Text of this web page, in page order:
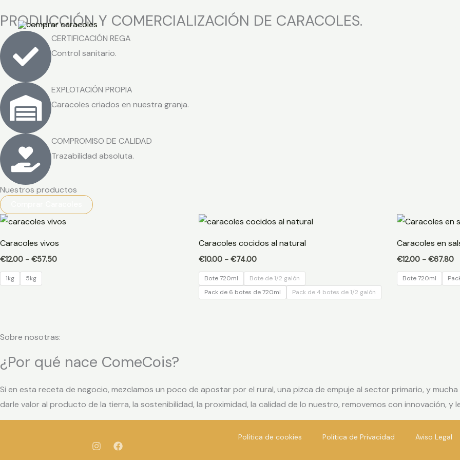
al
contenido
PRODUCCIÓN Y COMERCIALIZACIÓN DE CARACOLES.
CERTIFICACIÓN REGA
Control sanitario.
EXPLOTACIÓN PROPIA
Caracoles criados en nuestra granja.
COMPROMISO DE CALIDAD
Trazabilidad absoluta.
Nuestros productos
Caracoles vivos
€12.00 - €57.50
Rango
de
desde
€12.00
1kg 5kg
Caracoles cocidos al natural
€10.00 - €74.00
Rango
de
desde
€10.00
hasta
€74.00
Bote 720ml
Bote de 1/2 galón
Pack de 6 botes de 720ml
Pack de 4 botes de 1/2 galón
Caracoles en
€12.00 - €67.80
Bote 720ml
Sobre nosotras:
¿Por qué nace ComeCois?
Si en esta receta de negocio, mezclamos un poco de apostar por el rural, una pizca de empuje al sector primario, y
darle valor al producto de la tierra, la sostenibilidad, la proximidad, la calidad de lo nuestro, removemos con innovación, y
Política de cookies Política de Privacidad Aviso Legal